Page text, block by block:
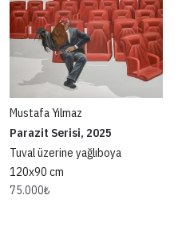
Mustafa Yılmaz
Parazit Serisi, 2025
Tuval üzerine yağlıboya
120x90 cm
75.000₺